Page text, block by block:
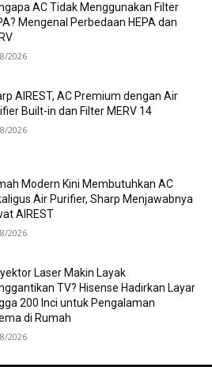
AC Tidak Menggunakan Filter
Mengenal Perbedaan HEPA dan
2026
AIREST, AC Premium dengan Air
Built-in dan Filter MERV 14
2026
Modern Kini Membutuhkan AC
Air Purifier, Sharp Menjawabnya
AIREST
2026
Laser Makin Layak
TV? Hisense Hadirkan Layar
200 Inci untuk Pengalaman
di Rumah
2026